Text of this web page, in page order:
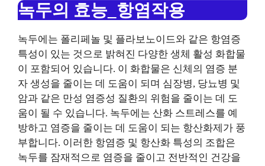
녹두의 효능_항염작용
녹두에는 폴리페놀 및 플라보노이드와 같은 항염증
특성이 있는 것으로 밝혀진 다양한 생체 활성 화합물
이 포함되어 있습니다. 이 화합물은 신체의 염증 분
자 생성을 줄이는 데 도움이 되며 심장병, 당뇨병 및
암과 같은 만성 염증성 질환의 위험을 줄이는 데 도
움이 될 수 있습니다. 녹두에는 산화 스트레스를 예
방하고 염증을 줄이는 데 도움이 되는 항산화제가 풍
부합니다. 이러한 항염증 및 항산화 특성의 조합은
녹두를 잠재적으로 염증을 줄이고 전반적인 건강을